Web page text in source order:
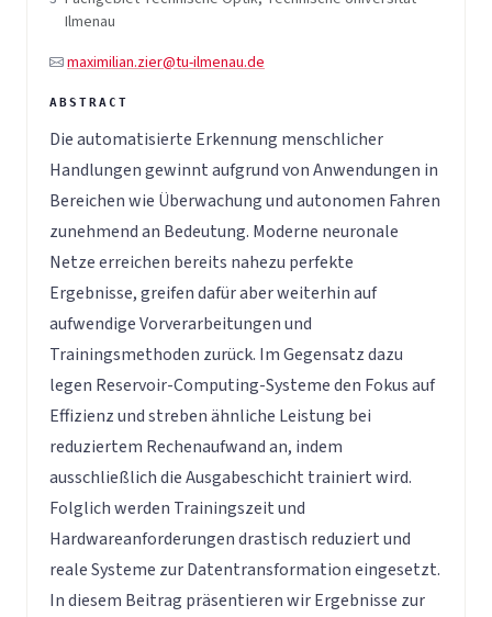
Ilmenau
maximilian.zier@tu-ilmenau.de
Die automatisierte Erkennung menschlicher
Handlungen gewinnt aufgrund von Anwendungen in
Bereichen wie Überwachung und autonomen Fahren
zunehmend an Bedeutung. Moderne neuronale
Netze erreichen bereits nahezu perfekte
Ergebnisse, greifen dafür aber weiterhin auf
aufwendige Vorverarbeitungen und
Trainingsmethoden zurück. Im Gegensatz dazu
legen Reservoir-Computing-Systeme den Fokus auf
Effizienz und streben ähnliche Leistung bei
reduziertem Rechenaufwand an, indem
ausschließlich die Ausgabeschicht trainiert wird.
Folglich werden Trainingszeit und
Hardwareanforderungen drastisch reduziert und
reale Systeme zur Datentransformation eingesetzt.
In diesem Beitrag präsentieren wir Ergebnisse zur